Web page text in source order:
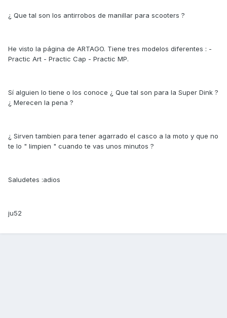
¿ Que tal son los antirrobos de manillar para scooters ?
He visto la página de ARTAGO. Tiene tres modelos diferentes : -
Practic Art - Practic Cap - Practic MP.
Sí alguien lo tiene o los conoce ¿ Que tal son para la Super Dink ?
¿ Merecen la pena ?
¿ Sirven tambien para tener agarrado el casco a la moto y que no
te lo " limpien " cuando te vas unos minutos ?
Saludetes :adios
ju52